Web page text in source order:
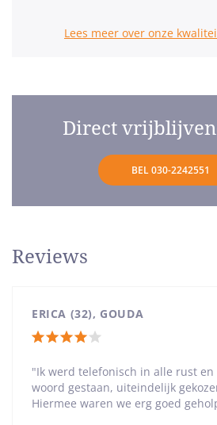
Lees meer over onze
Direct
BEL 030-2242551
Reviews
ERICA (32), GOUDA
Totale
waardering:
4
van
"Ik werd telefonisch in alle rust
woord gestaan, uiteindelijk
Hiermee waren we erg goed